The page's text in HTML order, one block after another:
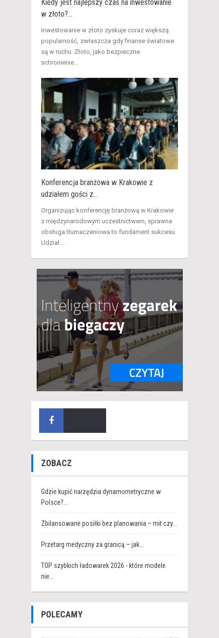
Kiedy jest najlepszy czas na inwestowanie
w złoto?...
​Inwestowanie w złoto zyskuje coraz większą
popularność, zwłaszcza gdy finanse światowe
są w ruchu. Złoto, jako bezpieczne
schronienie...
Konferencja branżowa w Krakowie z
udziałem gości z...
​Organizując konferencję branżową w Krakowie
z międzynarodowym uczestnictwem, sprawna
obsługa tłumaczeniowa to fundament sukcesu.
Udział...
ZOBACZ
Gdzie kupić narzędzia dynamometryczne w
Polsce?...
Zbilansowane posiłki bez planowania – mit czy...
Przetarg medyczny za granicą – jak...
TOP szybkich ładowarek 2026 - które modele
nie...
POLECAMY